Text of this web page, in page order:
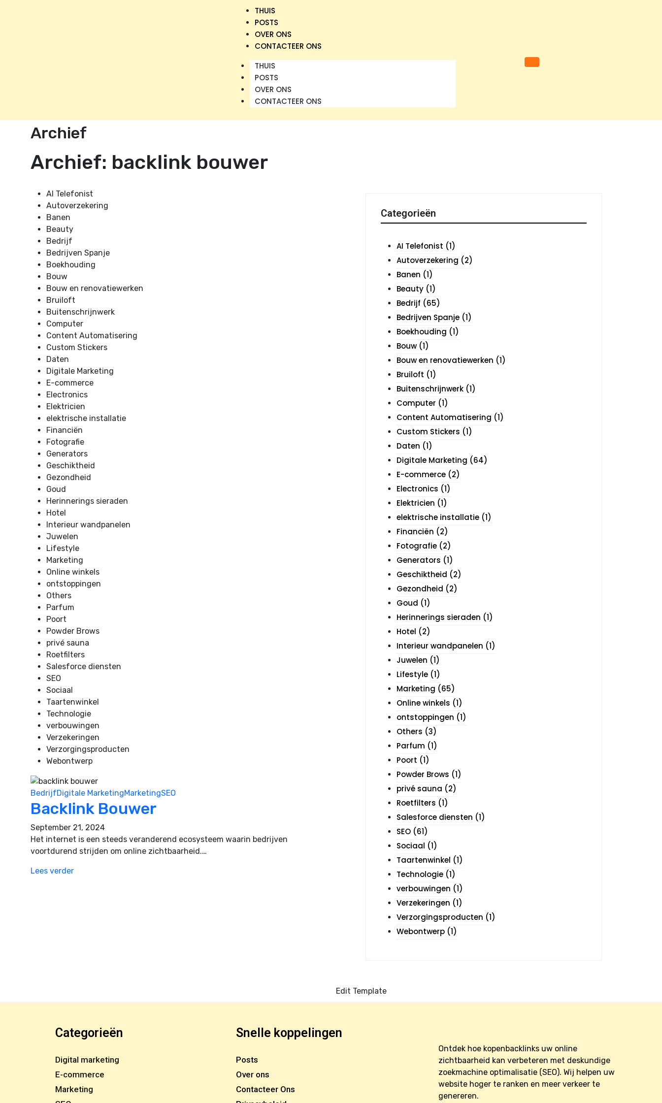
THUIS
POSTS
OVER ONS
CONTACTEER ONS
THUIS
POSTS
OVER ONS
CONTACTEER ONS
Archief
Archief: backlink bouwer
AI Telefonist
Autoverzekering
Banen
Beauty
Bedrijf
Bedrijven Spanje
Boekhouding
Bouw
Bouw en renovatiewerken
Bruiloft
Buitenschrijnwerk
Computer
Content Automatisering
Custom Stickers
Daten
Digitale Marketing
E-commerce
Electronics
Elektricien
elektrische installatie
Financiën
Fotografie
Generators
Geschiktheid
Gezondheid
Goud
Herinnerings sieraden
Hotel
Interieur wandpanelen
Juwelen
Lifestyle
Marketing
Online winkels
ontstoppingen
Others
Parfum
Poort
Powder Brows
privé sauna
Roetfilters
Salesforce diensten
SEO
Sociaal
Taartenwinkel
Technologie
verbouwingen
Verzekeringen
Verzorgingsproducten
Webontwerp
BedrijfDigitale MarketingMarketingSEO
Backlink Bouwer
September 21, 2024
Het internet is een steeds veranderend ecosysteem waarin bedrijven
voortdurend strijden om online zichtbaarheid.…
Lees verder
Categorieën
AI Telefonist (1)
Autoverzekering (2)
Banen (1)
Beauty (1)
Bedrijf (65)
Bedrijven Spanje (1)
Boekhouding (1)
Bouw (1)
Bouw en renovatiewerken (1)
Bruiloft (1)
Buitenschrijnwerk (1)
Computer (1)
Content Automatisering (1)
Custom Stickers (1)
Daten (1)
Digitale Marketing (64)
E-commerce (2)
Electronics (1)
Elektricien (1)
elektrische installatie (1)
Financiën (2)
Fotografie (2)
Generators (1)
Geschiktheid (2)
Gezondheid (2)
Goud (1)
Herinnerings sieraden (1)
Hotel (2)
Interieur wandpanelen (1)
Juwelen (1)
Lifestyle (1)
Marketing (65)
Online winkels (1)
ontstoppingen (1)
Others (3)
Parfum (1)
Poort (1)
Powder Brows (1)
privé sauna (2)
Roetfilters (1)
Salesforce diensten (1)
SEO (61)
Sociaal (1)
Taartenwinkel (1)
Technologie (1)
verbouwingen (1)
Verzekeringen (1)
Verzorgingsproducten (1)
Webontwerp (1)
Edit Template
Categorieën
Digital marketing
E-commerce
Marketing
Snelle koppelingen
Posts
Over ons
Contacteer Ons
Ontdek hoe kopenbacklinks uw online
zichtbaarheid kan verbeteren met deskundige
zoekmachine optimalisatie (SEO). Wij helpen uw
website hoger te ranken en meer verkeer te
genereren.